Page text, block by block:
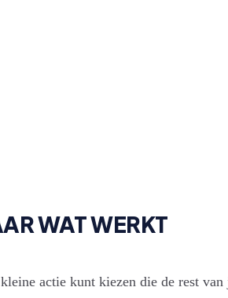
WAT WERKT
actie kunt kiezen die de rest